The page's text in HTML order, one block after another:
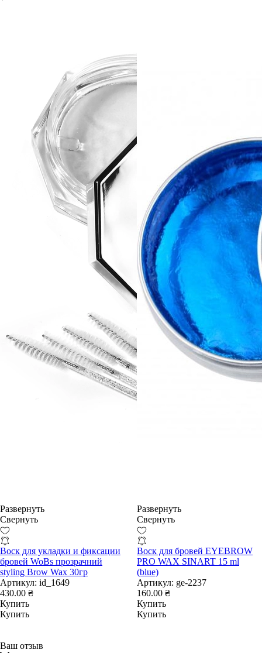
Развернуть
Свернуть
Воск для укладки и фиксации
бровей WoBs прозрачний
styling Brow Wax 30гр
Артикул: id_1649
430.00 ₴
Купить
Купить
Развернуть
Свернуть
Воск для бровей EYEBROW
PRO WAX SINART 15 ml
(blue)
Артикул: ge-2237
160.00 ₴
Купить
Купить
Ваш отзыв